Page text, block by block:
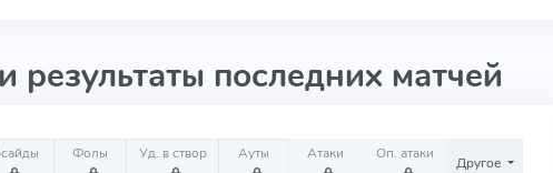
результаты последних матчей
Фолы Уд. в створ Ауты Атаки Оп. атаки
Другое